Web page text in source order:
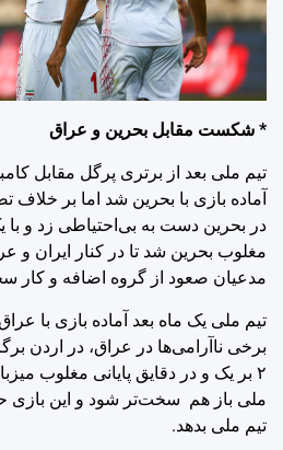
* شکست مقابل بحرین و عراق
تیم ملی بعد از برتری پرگل مقابل
آماده بازی با بحرین شد اما بر خلاف
در بحرین دست به بی‌احتیاطی زد و با
مغلوب بحرین شد تا در کنار ایران و
مدعیان صعود از گروه اضافه و کار
تیم ملی یک ماه بعد آماده بازی با
برخی ناآرامی‌ها در عراق، در اردن
۲ بر یک و در دقایق پایانی مغلوب
ملی باز هم سخت‌تر شود و این بازی
تیم ملی بدهد.